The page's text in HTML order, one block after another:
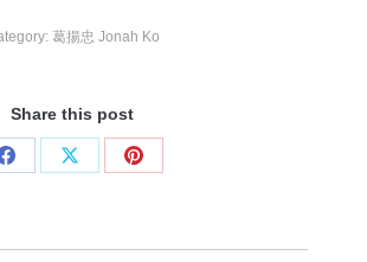
葛揚忠 Jonah Ko
Share this post
Share
Share
Share